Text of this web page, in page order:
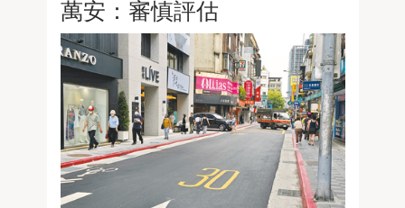
萬安：審慎評估